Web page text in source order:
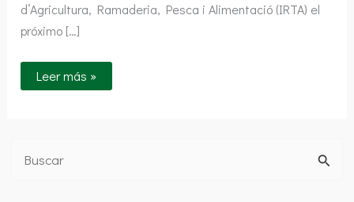
d’Agricultura, Ramaderia, Pesca i Alimentació (IRTA) el
próximo […]
Leer más »